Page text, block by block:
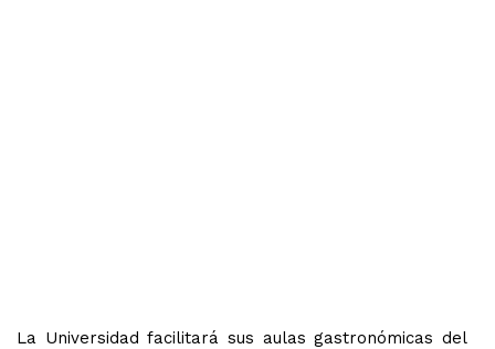
La Universidad facilitará sus aulas gastronómicas del